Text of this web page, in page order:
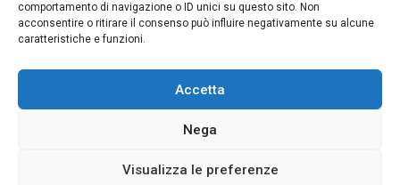
comportamento di navigazione o ID unici su questo sito. Non
acconsentire o ritirare il consenso può influire negativamente su alcune
caratteristiche e funzioni.
Accetta
Nega
Visualizza le preferenze
Sabato 08:00 - 12:00
CHIUSO IL SABATO
(gennaio, febbraio, agosto, settembre)
Copyright © 2026. Viglezio - Tutti i diritti riservati.